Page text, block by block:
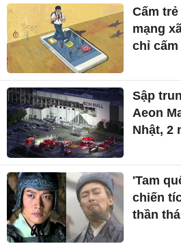
Cấm
mạng
chỉ
Sập
Aeon
Nhật, 2
'Tam
chiến
thần